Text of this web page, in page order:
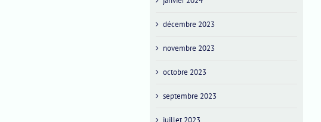
décembre 2023
novembre 2023
octobre 2023
septembre 2023
juillet 2023